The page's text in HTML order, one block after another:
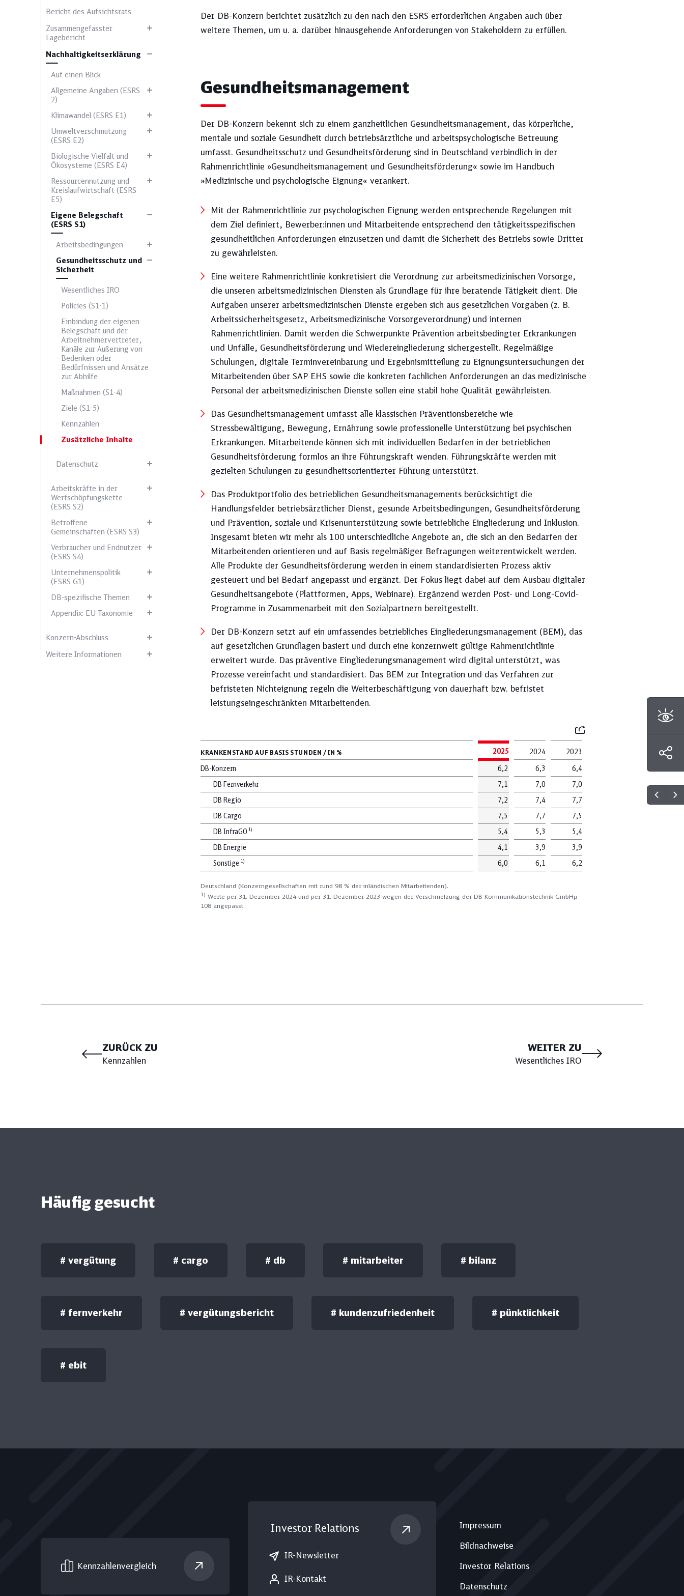
Bericht des Aufsichtsrats
Zusammengefasster
Lagebericht
Nachhaltigkeitserklärung
Auf einen Blick
Allgemeine Angaben (ESRS
2)
Klimawandel (ESRS E1)
Umweltverschmutzung
(ESRS E2)
Biologische Vielfalt und
Ökosysteme (ESRS E4)
Ressourcennutzung und
Kreislaufwirtschaft (ESRS
E5)
Eigene Belegschaft
(ESRS S1)
Arbeitsbedingungen
Gesundheitsschutz und
Sicherheit
Wesentliches IRO
Policies (S1-1)
Einbindung der eigenen
Belegschaft und der
Arbeitnehmervertreter,
Kanäle zur Äußerung von
Bedenken oder
Bedürfnissen und Ansätze
zur Abhilfe
Maßnahmen (S1-4)
Ziele (S1-5)
Kennzahlen
Zusätzliche Inhalte
Datenschutz
Arbeitskräfte in der
Wertschöpfungskette
(ESRS S2)
Betroffene
Gemeinschaften (ESRS S3)
Verbraucher und Endnutzer
(ESRS S4)
Unternehmenspolitik
(ESRS G1)
DB-spezifische Themen
Appendix: EU-Taxonomie
Konzern-Abschluss
Weitere Informationen
Der DB-Konzern berichtet zusätzlich zu den nach den ESRS erforderlichen Angaben auch über
weitere Themen, um u. a. darüber hinausgehende Anforderungen von Stakeholdern zu erfüllen.
Gesundheitsmanagement
Der DB-Konzern bekennt sich zu einem ganzheitlichen Gesundheitsmanagement, das körperliche,
mentale und soziale Gesundheit durch betriebsärztliche und arbeitspsychologische Betreuung
umfasst. Gesundheitsschutz und Gesundheitsförderung sind in Deutschland verbindlich in der
Rahmenrichtlinie »Gesundheitsmanagement und Gesundheitsförderung« sowie im Handbuch
»Medizinische und psychologische Eignung« verankert.
Mit der Rahmenrichtlinie zur psychologischen Eignung werden entsprechende Regelungen mit
dem Ziel definiert, Bewerber:innen und Mitarbeitende entsprechend den tätigkeitsspezifischen
gesundheitlichen Anforderungen einzusetzen und damit die Sicherheit des Betriebs sowie Dritter
zu gewährleisten.
Eine weitere Rahmenrichtlinie konkretisiert die Verordnung zur arbeitsmedizinischen Vorsorge,
die unseren arbeitsmedizinischen Diensten als Grundlage für ihre beratende Tätigkeit dient. Die
Aufgaben unserer arbeitsmedizinischen Dienste ergeben sich aus gesetzlichen Vorgaben (z. B.
Arbeitssicherheitsgesetz, Arbeitsmedizinische Vorsorgeverordnung) und internen
Rahmenrichtlinien. Damit werden die Schwerpunkte Prävention arbeitsbedingter Erkrankungen
und Unfälle, Gesundheitsförderung und Wiedereingliederung sichergestellt. Regelmäßige
Schulungen, digitale Terminvereinbarung und Ergebnismitteilung zu Eignungsuntersuchungen der
Mitarbeitenden über SAP EHS sowie die konkreten fachlichen Anforderungen an das medizinische
Personal der arbeitsmedizinischen Dienste sollen eine stabil hohe Qualität gewährleisten.
Das Gesundheitsmanagement umfasst alle klassischen Präventionsbereiche wie
Stressbewältigung, Bewegung, Ernährung sowie professionelle Unterstützung bei psychischen
Erkrankungen. Mitarbeitende können sich mit individuellen Bedarfen in der betrieblichen
Gesundheitsförderung formlos an ihre Führungskraft wenden. Führungskräfte werden mit
gezielten Schulungen zu gesundheitsorientierter Führung unterstützt.
Das Produktportfolio des betrieblichen Gesundheitsmanagements berücksichtigt die
Handlungsfelder betriebsärztlicher Dienst, gesunde Arbeitsbedingungen, Gesundheitsförderung
und Prävention, soziale und Krisenunterstützung sowie betriebliche Eingliederung und Inklusion.
Insgesamt bieten wir mehr als 100 unterschiedliche Angebote an, die sich an den Bedarfen der
Mitarbeitenden orientieren und auf Basis regelmäßiger Befragungen weiterentwickelt werden.
Alle Produkte der Gesundheitsförderung werden in einem standardisierten Prozess aktiv
gesteuert und bei Bedarf angepasst und ergänzt. Der Fokus liegt dabei auf dem Ausbau digitaler
Gesundheitsangebote (Plattformen, Apps, Webinare). Ergänzend werden Post- und Long-Covid-
Programme in Zusammenarbeit mit den Sozialpartnern bereitgestellt.
Der DB-Konzern setzt auf ein umfassendes betriebliches Eingliederungsmanagement (BEM), das
auf gesetzlichen Grundlagen basiert und durch eine konzernweit gültige Rahmenrichtlinie
erweitert wurde. Das präventive Eingliederungsmanagement wird digital unterstützt, was
Prozesse vereinfacht und standardisiert. Das BEM zur Integration und das Verfahren zur
befristeten Nichteignung regeln die Weiterbeschäftigung von dauerhaft bzw. befristet
leistungseingeschränkten Mitarbeitenden.
Mail
KRANKENSTAND AUF BASIS STUNDEN / IN % 2025 2024
2023
DB-Konzern
6,2 6,3
6,4
DB Fernverkehr
7,1 7,0
7,0
DB Regio
7,2 7,4
7,7
DB Cargo
7,5 7,7
7,5
DB InfraGO 1) 5,4 5,3
5,4
DB Energie
4,1 3,9
3,9
Sonstige 1) 6,0 6,1 6,2
Deutschland (Konzerngesellschaften mit rund 98 % der inländischen Mitarbeitenden).
1) Werte per 31. Dezember 2024 und per 31. Dezember 2023 wegen der Verschmelzung der DB Kommunikationstechnik GmbHµ
108 angepasst.
ZURÜCK ZU
Kennzahlen
WEITER ZU
Wesentliches IRO
Häufig gesucht
# vergütung # cargo # db # mitarbeiter # bilanz
# fernverkehr # vergütungsbericht # kundenzufriedenheit # pünktlichkeit
# ebit
Ausblick
Ergebnisentwicklung Finanzierung Investitionen Kapitalflussrechnung
Konzernsicherheit Kreditratings Mitarbeitendenstruktur
Nachhaltigkeit
Kennzahlen­vergleich
Investor Relations
IR-Newsletter
IR-Kontakt
Impressum
Bildnachweise
Investor Relations
Datenschutz